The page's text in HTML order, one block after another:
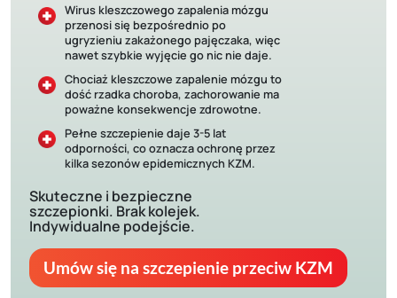
Wirus kleszczowego zapalenia mózgu
przenosi się bezpośrednio po
ugryzieniu zakażonego pajęczaka, więc
nawet szybkie wyjęcie go nic nie daje.
Chociaż kleszczowe zapalenie mózgu to
dość rzadka choroba, zachorowanie ma
poważne konsekwencje zdrowotne.
Pełne szczepienie daje 3-5 lat
odporności, co oznacza ochronę przez
kilka sezonów epidemicznych KZM.
Skuteczne i bezpieczne
szczepionki. Brak kolejek.
Indywidualne podejście.
Umów się na szczepienie przeciw KZM